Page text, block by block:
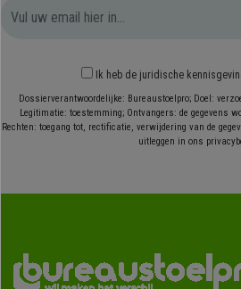
Ik heb de juridische
Dossierverantwoordelijke: Bureaustoelpro; Doel:
Legitimatie: toestemming; Ontvangers: de gegevens
Rechten: toegang tot, rectificatie, verwijdering van de
uitleggen in ons